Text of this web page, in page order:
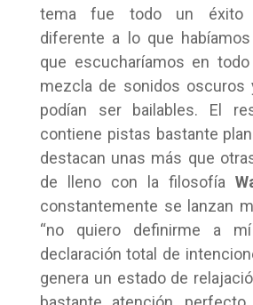
tema fue todo un éxito
diferente a lo que
que escucharíamos en
mezcla de sonidos oscuros
podían ser bailables. El
contiene pistas bastante
destacan unas más que
de lleno con la filosofía
constantemente se lanzan
“no quiero definirme a mí
declaración total de
genera un estado de